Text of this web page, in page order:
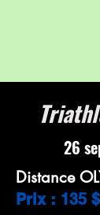
26
Distance
Prix : 135 $